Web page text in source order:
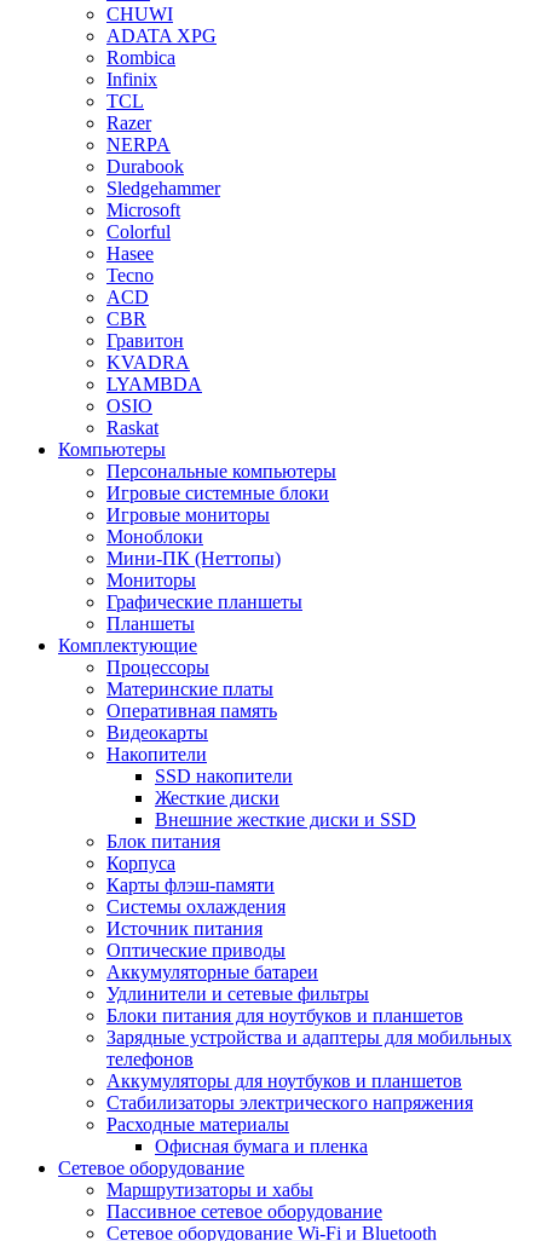
CHUWI
ADATA XPG
Rombica
Infinix
TCL
Razer
NERPA
Durabook
Sledgehammer
Microsoft
Colorful
Hasee
Tecno
ACD
CBR
Гравитон
KVADRA
LYAMBDA
OSIO
Raskat
Компьютеры
Персональные компьютеры
Игровые системные блоки
Игровые мониторы
Моноблоки
Мини-ПК (Неттопы)
Мониторы
Графические планшеты
Планшеты
Комплектующие
Процессоры
Материнские платы
Оперативная память
Видеокарты
Накопители
SSD накопители
Жесткие диски
Внешние жесткие диски и SSD
Блок питания
Корпуса
Карты флэш-памяти
Системы охлаждения
Источник питания
Оптические приводы
Аккумуляторные батареи
Удлинители и сетевые фильтры
Блоки питания для ноутбуков и планшетов
Зарядные устройства и адаптеры для мобильных
телефонов
Аккумуляторы для ноутбуков и планшетов
Стабилизаторы электрического напряжения
Расходные материалы
Офисная бумага и пленка
Сетевое оборудование
Маршрутизаторы и хабы
Пассивное сетевое оборудование
Сетевое оборудование Wi-Fi и Bluetooth